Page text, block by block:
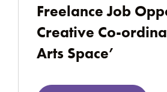
Freelance Job
Creative Co-
Arts Space’